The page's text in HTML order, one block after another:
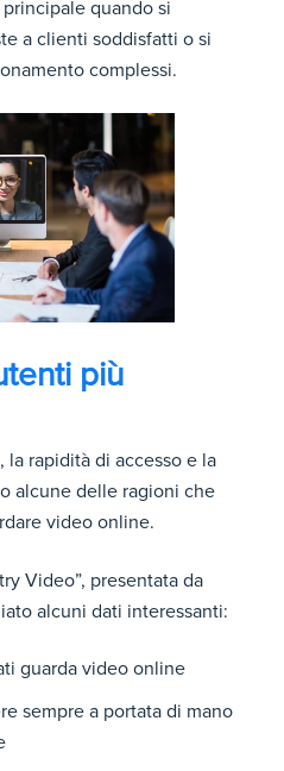
quando si
a clienti soddisfatti o si
complessi.
più
rapidità di accesso e la
alcune delle ragioni che
video online.
Video”, presentata da
alcuni dati interessanti:
guarda video online
sempre a portata di mano